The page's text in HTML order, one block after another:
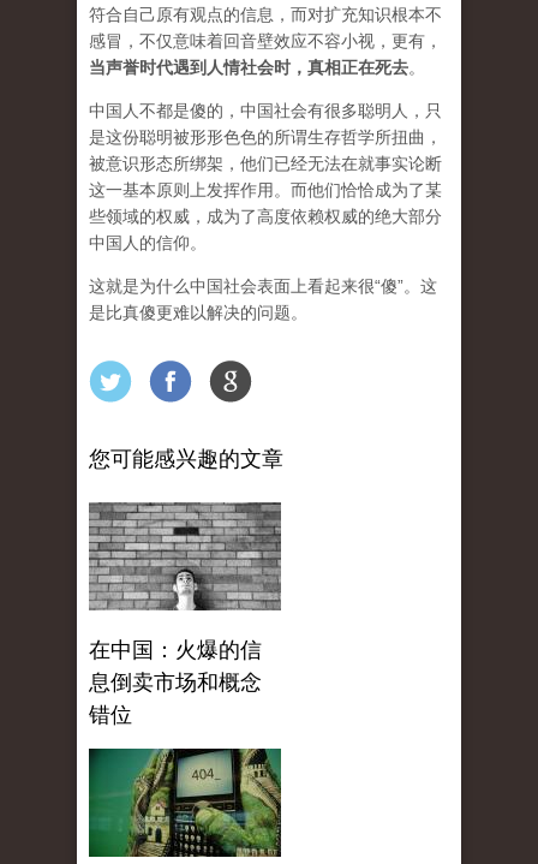
符合自己原有观点的信息，而对扩充知识根本不
感冒，不仅意味着回音壁效应不容小视，更有，
当声誉时代遇到人情社会时，真相正在死去。
中国人不都是傻的，中国社会有很多聪明人，只
是这份聪明被形形色色的所谓生存哲学所扭曲，
被意识形态所绑架，他们已经无法在就事实论断
这一基本原则上发挥作用。而他们恰恰成为了某
些领域的权威，成为了高度依赖权威的绝大部分
中国人的信仰。
这就是为什么中国社会表面上看起来很“傻”。这
是比真傻更难以解决的问题。
您可能感兴趣的文章
在中国：火爆的信
息倒卖市场和概念
错位